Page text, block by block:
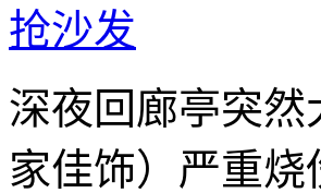
抢沙发
深夜回廊亭突
家佳饰）严重